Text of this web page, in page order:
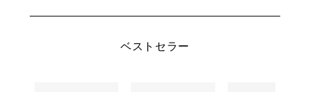
ベストセラー